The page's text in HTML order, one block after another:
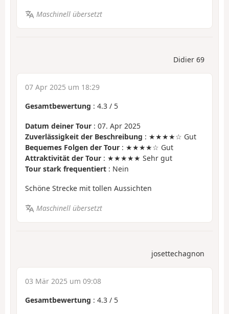
Maschinell übersetzt
Didier 69
07 Apr 2025 um 18:29
Gesamtbewertung : 4.3 / 5
Datum deiner Tour : 07. Apr 2025
Zuverlässigkeit der Beschreibung : ★★★★☆ Gut
Bequemes Folgen der Tour : ★★★★☆ Gut
Attraktivität der Tour : ★★★★★ Sehr gut
Tour stark frequentiert : Nein
Schöne Strecke mit tollen Aussichten
Maschinell übersetzt
josettechagnon
03 Mär 2025 um 09:08
Gesamtbewertung : 4.3 / 5